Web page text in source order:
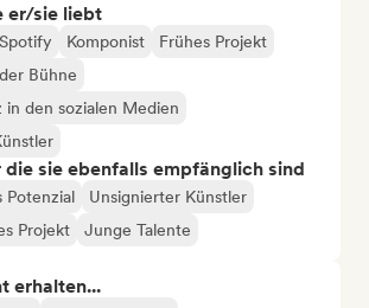
er/sie liebt
Komponist
Frühes Projekt
Bühne
in den sozialen Medien
sie ebenfalls empfänglich sind
Potenzial
Unsignierter Künstler
Projekt
Junge Talente
erhalten...